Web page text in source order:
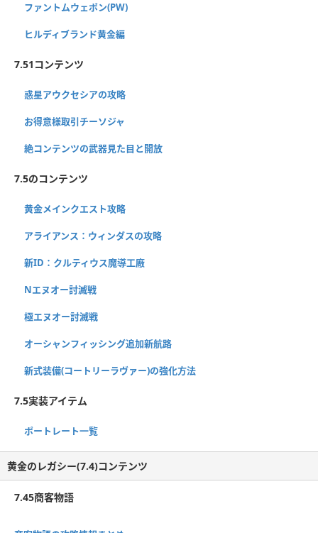
ファントムウェポン(PW)
ヒルディブランド黄金編
7.51コンテンツ
惑星アウクセシアの攻略
お得意様取引チーソジャ
絶コンテンツの武器見た目と開放
7.5のコンテンツ
黄金メインクエスト攻略
アライアンス：ウィンダスの攻略
新ID：クルティウス魔導工廠
Nエヌオー討滅戦
極エヌオー討滅戦
オーシャンフィッシング追加新航路
新式装備(コートリーラヴァー)の強化方法
7.5実装アイテム
ポートレート一覧
黄金のレガシー(7.4)コンテンツ
7.45商客物語